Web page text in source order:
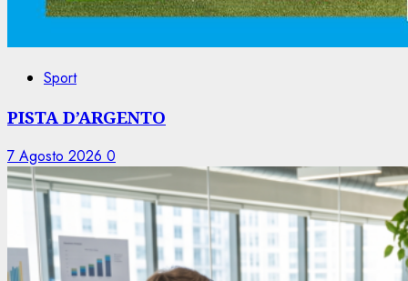
Sport
PISTA D’ARGENTO
7 Agosto 2026 0